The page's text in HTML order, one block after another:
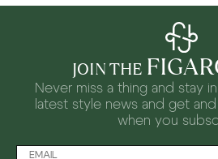
JOIN THE
Never miss a thing and stay
latest style news and get
when you